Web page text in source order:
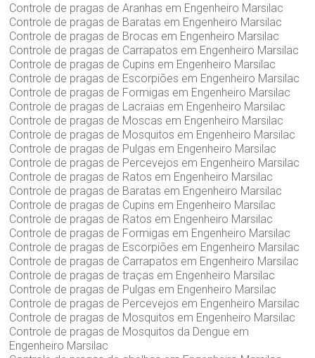
Controle de pragas de Aranhas em Engenheiro Marsilac
Controle de pragas de Baratas em Engenheiro Marsilac
Controle de pragas de Brocas em Engenheiro Marsilac
Controle de pragas de Carrapatos em Engenheiro Marsilac
Controle de pragas de Cupins em Engenheiro Marsilac
Controle de pragas de Escorpiões em Engenheiro Marsilac
Controle de pragas de Formigas em Engenheiro Marsilac
Controle de pragas de Lacraias em Engenheiro Marsilac
Controle de pragas de Moscas em Engenheiro Marsilac
Controle de pragas de Mosquitos em Engenheiro Marsilac
Controle de pragas de Pulgas em Engenheiro Marsilac
Controle de pragas de Percevejos em Engenheiro Marsilac
Controle de pragas de Ratos em Engenheiro Marsilac
Controle de pragas de Baratas em Engenheiro Marsilac
Controle de pragas de Cupins em Engenheiro Marsilac
Controle de pragas de Ratos em Engenheiro Marsilac
Controle de pragas de Formigas em Engenheiro Marsilac
Controle de pragas de Escorpiões em Engenheiro Marsilac
Controle de pragas de Carrapatos em Engenheiro Marsilac
Controle de pragas de traças em Engenheiro Marsilac
Controle de pragas de Pulgas em Engenheiro Marsilac
Controle de pragas de Percevejos em Engenheiro Marsilac
Controle de pragas de Mosquitos em Engenheiro Marsilac
Controle de pragas de Mosquitos da Dengue em
Engenheiro Marsilac